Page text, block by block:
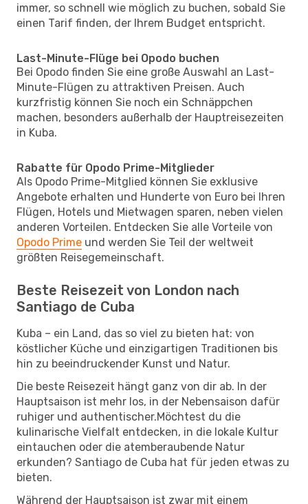
immer, so schnell wie möglich zu buchen, sobald Sie
einen Tarif finden, der Ihrem Budget entspricht.
Last-Minute-Flüge bei Opodo buchen
Bei Opodo finden Sie eine große Auswahl an Last-
Minute-Flügen zu attraktiven Preisen. Auch
kurzfristig können Sie noch ein Schnäppchen
machen, besonders außerhalb der Hauptreisezeiten
in Kuba.
Rabatte für Opodo Prime-Mitglieder
Als Opodo Prime-Mitglied können Sie exklusive
Angebote erhalten und Hunderte von Euro bei Ihren
Flügen, Hotels und Mietwagen sparen, neben vielen
anderen Vorteilen. Entdecken Sie alle Vorteile von
Opodo Prime und werden Sie Teil der weltweit
größten Reisegemeinschaft.
Beste Reisezeit von London nach
Santiago de Cuba
Kuba – ein Land, das so viel zu bieten hat: von
köstlicher Küche und einzigartigen Traditionen bis
hin zu beeindruckender Kunst und Natur.
Die beste Reisezeit hängt ganz von dir ab. In der
Hauptsaison ist mehr los, in der Nebensaison dafür
ruhiger und authentischer.Möchtest du die
kulinarische Vielfalt entdecken, in die lokale Kultur
eintauchen oder die atemberaubende Natur
erkunden? Santiago de Cuba hat für jeden etwas zu
bieten.
Während der Hauptsaison ist zwar mit einem